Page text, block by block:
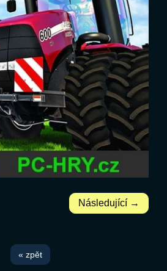
Následující →
« zpět